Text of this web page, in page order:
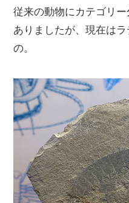
従来の動物にカテゴリ
ありましたが、現在は
の。